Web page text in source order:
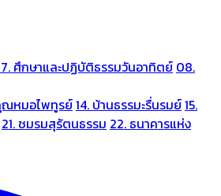
ศึกษาและปฏิบัติธรรมวันอาทิตย์ 08.
ณหมอไพทูรย์14. บ้านธรรมะรื่นรมย์15.
21. ชมรมสุรัตนธรรม 22. ธนาคารแห่ง